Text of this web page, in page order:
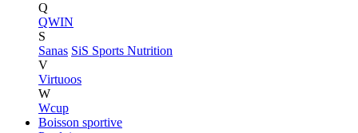
Q
QWIN
S
Sanas SiS Sports Nutrition
V
Virtuoos
W
Wcup
Boisson sportive